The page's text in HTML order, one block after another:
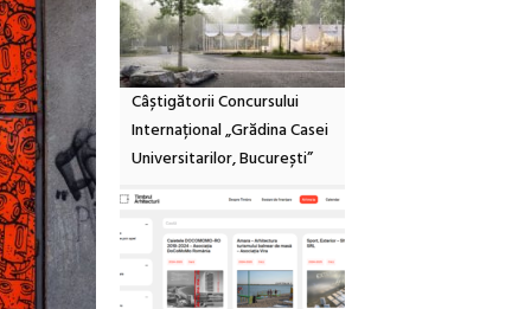
Câștigătorii Concursului
Internațional „Grădina Casei
Universitarilor, București”